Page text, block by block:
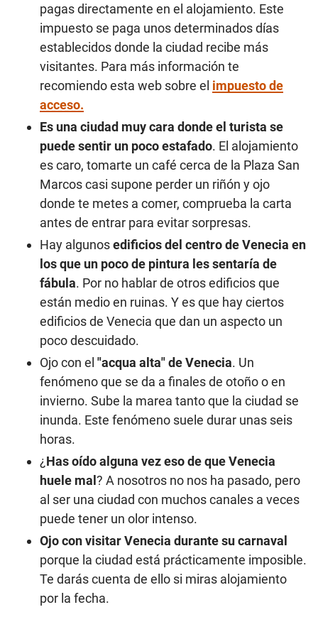
pagas directamente en el alojamiento. Este
impuesto se paga unos determinados días
establecidos donde la ciudad recibe más
visitantes. Para más información te
recomiendo esta web sobre el impuesto de
acceso.
Es una ciudad muy cara donde el turista se
puede sentir un poco estafado. El alojamiento
es caro, tomarte un café cerca de la Plaza San
Marcos casi supone perder un riñón y ojo
donde te metes a comer, comprueba la carta
antes de entrar para evitar sorpresas.
Hay algunosedificios del centro de Venecia en
los que un poco de pintura les sentaría de
fábula. Por no hablar de otros edificios que
están medio en ruinas. Y es que hay ciertos
edificios de Venecia que dan un aspecto un
poco descuidado.
Ojo con el "acqua alta" de Venecia. Un
fenómeno que se da a finales de otoño o en
invierno. Sube la marea tanto que la ciudad se
inunda. Este fenómeno suele durar unas seis
horas.
¿ Has oído alguna vez eso de que Venecia
huele mal ? A nosotros no nos ha pasado, pero
al ser una ciudad con muchos canales a veces
puede tener un olor intenso.
Ojo con visitar Venecia durante su carnaval
porque la ciudad está prácticamente imposible.
Te darás cuenta de ello si miras alojamiento
por la fecha.